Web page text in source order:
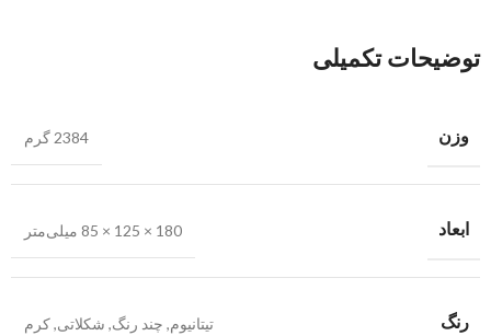
توضیحات تکمیلی
وزن 2384 گرم
ابعاد 180 × 125 × 85 میلی‌متر
رنگ تیتانیوم, چند رنگ, شکلاتی,کرم